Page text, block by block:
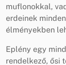
muflonokkal,
erdeinek
élményekben
Eplény egy
rendelkező, ősi